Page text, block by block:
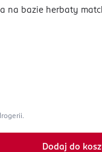
na bazie herbaty
Dodaj do